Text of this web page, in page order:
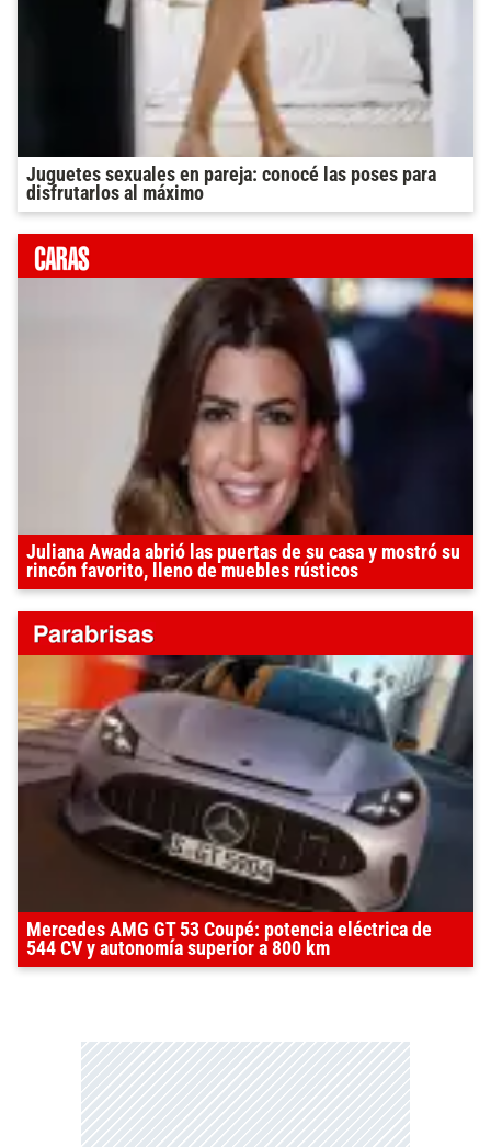
Juguetes sexuales en pareja: conocé las poses para
disfrutarlos al máximo
Juliana Awada abrió las puertas de su casa y mostró su
rincón favorito, lleno de muebles rústicos
Mercedes AMG GT 53 Coupé: potencia eléctrica de
544 CV y autonomía superior a 800 km